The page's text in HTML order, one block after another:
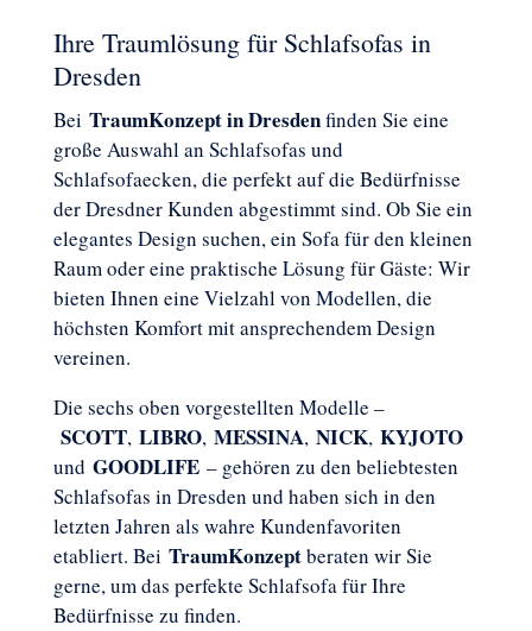
Ihre Traumlösung für Schlafsofas in
Dresden
Bei TraumKonzept in Dresdenfinden Sie eine
große Auswahl an Schlafsofas und
Schlafsofaecken, die perfekt auf die Bedürfnisse
der Dresdner Kunden abgestimmt sind. Ob Sie ein
elegantes Design suchen, ein Sofa für den kleinen
Raum oder eine praktische Lösung für Gäste: Wir
bieten Ihnen eine Vielzahl von Modellen, die
höchsten Komfort mit ansprechendem Design
vereinen.
Die sechs oben vorgestellten Modelle –
SCOTT, LIBRO, MESSINA, NICK, KYJOTO
und GOODLIFE– gehören zu den beliebtesten
Schlafsofas in Dresden und haben sich in den
letzten Jahren als wahre Kundenfavoriten
etabliert. Bei TraumKonzeptberaten wir Sie
gerne, um das perfekte Schlafsofa für Ihre
Bedürfnisse zu finden.